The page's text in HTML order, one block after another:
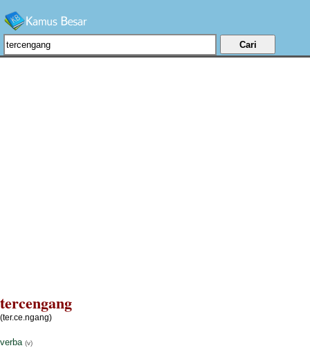
tercengang
(ter.ce.ngang)
verba (v)